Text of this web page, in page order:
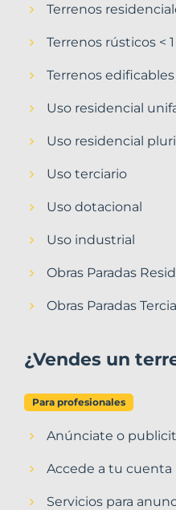
Terrenos
Terrenos rústicos <
Terrenos
Uso residencial
Uso residencial
Uso terciario
Uso dotacional
Uso industrial
Obras Paradas
Obras Paradas
¿Vendes un
Para profesionales
Anúnciate o
Accede a tu cuenta
Servicios para